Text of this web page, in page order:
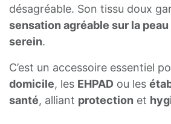
désagréable. Son tissu doux
sensation agréable sur la peau
serein.
C’est un accessoire essentiel
domicile, les EHPAD ou les
santé, alliant protection et